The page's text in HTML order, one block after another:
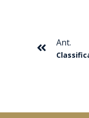
Ant.